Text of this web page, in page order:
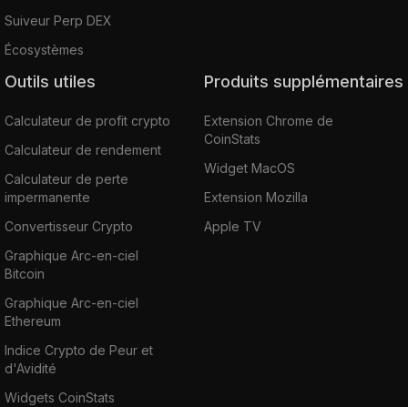
Suiveur Perp DEX
Écosystèmes
Outils utiles
Calculateur de profit crypto
Calculateur de rendement
Calculateur de perte
impermanente
Convertisseur Crypto
Graphique Arc-en-ciel
Bitcoin
Graphique Arc-en-ciel
Ethereum
Indice Crypto de Peur et
d'Avidité
Widgets CoinStats
Produits supplémentaires
Extension Chrome de
CoinStats
Widget MacOS
Extension Mozilla
Apple TV